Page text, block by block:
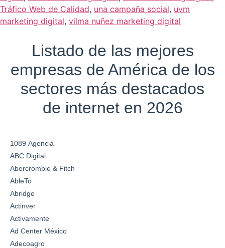
Tráfico Web de Calidad, una campaña social, uvm
marketing digital, vilma nuñez marketing digital
Listado de las mejores
empresas de América de los
sectores más destacados
de internet en 2026
1089 Agencia
ABC Digital
Abercrombie & Fitch
AbleTo
Abridge
Actinver
Activamente
Ad Center México
Adecoagro